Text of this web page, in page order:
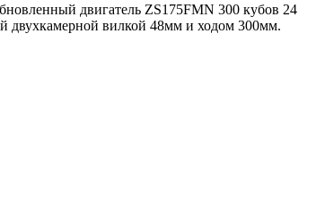
двигатель ZS175FMN 300 кубов 24
двухкамерной вилкой 48мм и ходом 300мм.